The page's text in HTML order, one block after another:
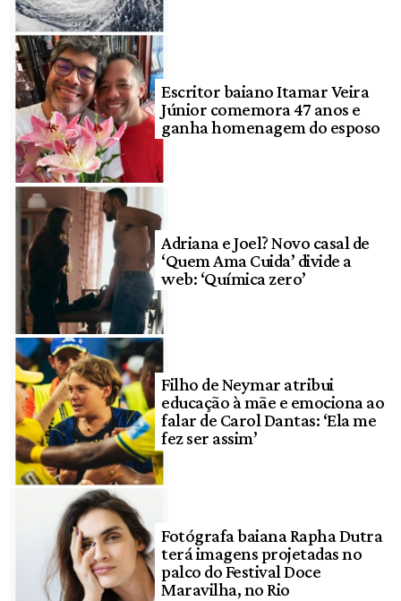
Escritor baiano Itamar Veira
Júnior comemora 47 anos e
ganha homenagem do esposo
Adriana e Joel? Novo casal de
‘Quem Ama Cuida’ divide a
web: ‘Química zero’
Filho de Neymar atribui
educação à mãe e emociona ao
falar de Carol Dantas: ‘Ela me
fez ser assim’
Fotógrafa baiana Rapha Dutra
terá imagens projetadas no
palco do Festival Doce
Maravilha, no Rio